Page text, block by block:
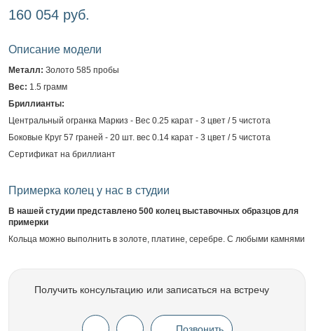
160 054 руб.
Описание модели
Металл: Золото 585 пробы
Вес: 1.5 грамм
Бриллианты:
Центральный огранка Маркиз - Вес 0.25 карат - 3 цвет / 5 чистота
Боковые Круг 57 граней - 20 шт. вес 0.14 карат - 3 цвет / 5 чистота
Сертификат на бриллиант
Примерка колец у нас в студии
В нашей студии представлено 500 колец выставочных образцов для
примерки
Кольца можно выполнить в золоте, платине, серебре. С любыми камнями
Получить консультацию или записаться на встречу